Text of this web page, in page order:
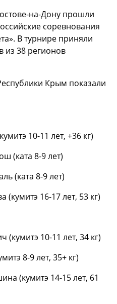
на-Дону прошли
соревнования
В турнире приняли
из 38 регионов
Крым показали
10-11 лет, +36 кг)
(ката 8-9 лет)
(ката 8-9 лет)
16-17 лет, 53 кг)
(кумитэ 10-11 лет, 34 кг)
8-9 лет, 35+ кг)
(кумитэ 14-15 лет, 61